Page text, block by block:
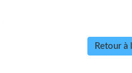
Retour à